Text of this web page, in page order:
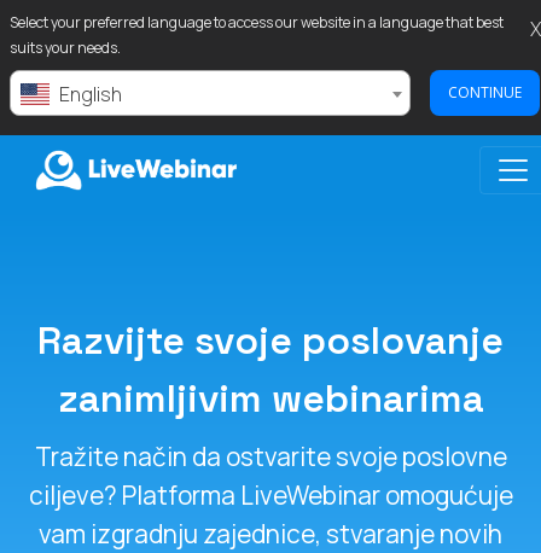
Select your preferred language to access our website in a language that best
suits your needs.
English CONTINUE
X
Razvijte svoje poslovanje
zanimljivim webinarima
Tražite način da ostvarite svoje poslovne
ciljeve? Platforma LiveWebinar omogućuje
vam izgradnju zajednice, stvaranje novih